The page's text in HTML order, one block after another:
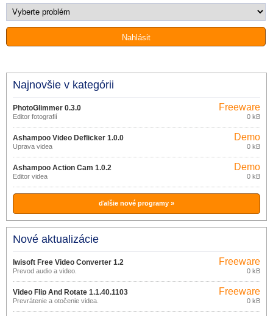
Najnovšie v kategórii
PhotoGlimmer 0.3.0
Editor fotografií
Freeware
0 kB
Ashampoo Video Deflicker 1.0.0
Úprava videa
Demo
0 kB
Ashampoo Action Cam 1.0.2
Editor videa
Demo
0 kB
ďalšie nové programy »
Nové aktualizácie
Iwisoft Free Video Converter 1.2
Prevod audio a video.
Freeware
0 kB
Video Flip And Rotate 1.1.40.1103
Prevrátenie a otočenie videa.
Freeware
0 kB